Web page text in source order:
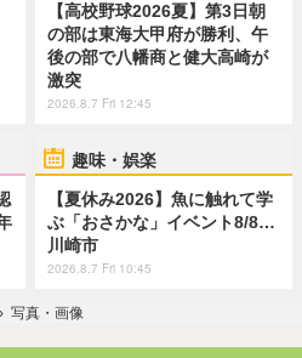
【高校野球2026夏】第3日朝
の部は東海大甲府が勝利、午
後の部で八幡商と健大高崎が
激突
2026.8.7 Fri 12:45
趣味・娯楽
【夏休み2026】魚に触れて学
ぶ「おさかな」イベント8/8…
川崎市
2026.8.7 Fri 10:45
› 写真・画像